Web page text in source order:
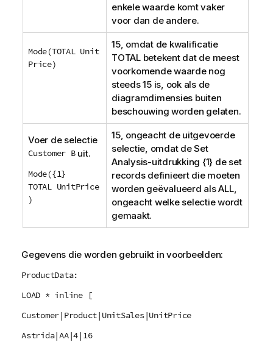
enkele waarde komt vaker
voor dan de andere.
Mode(TOTAL Unit
Price)
15, omdat de kwalificatie
TOTALbetekent dat de meest
voorkomende waarde nog
steeds 15 is, ook als de
diagramdimensies buiten
beschouwing worden gelaten.
Voer de selectie
Customer Buit.
Mode({1}
TOTAL UnitPrice
)
15, ongeacht de uitgevoerde
selectie, omdat deSet
Analysis-uitdrukking {1} de set
records definieert die moeten
worden geëvalueerd alsALL,
ongeacht welke selectie wordt
gemaakt.
Gegevens die worden gebruikt in voorbeelden:
ProductData:
LOAD * inline [
Customer|Product|UnitSales|UnitPrice
Astrida|AA|4|16